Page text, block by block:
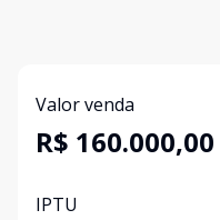
Valor venda
R$ 160.000,00
IPTU